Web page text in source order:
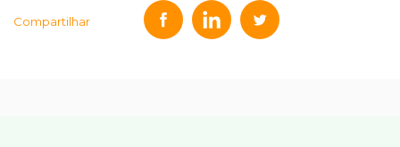
Compartilhar